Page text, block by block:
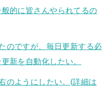
的に皆さんやられてるの
のですが、毎日更新する必
新を自動化したい。
のようにしたい。(詳細は